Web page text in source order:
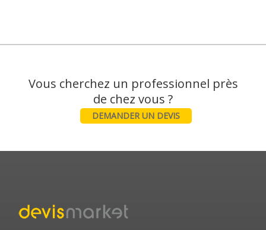
Vous cherchez un professionnel près
DEMANDER UN DEVIS